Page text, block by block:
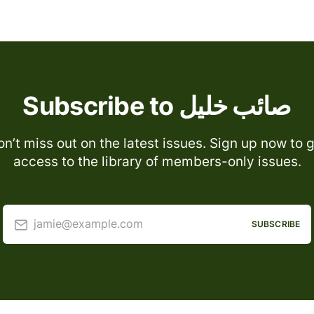
Subscribe to صائب خليل
miss out on the latest issues. Sign up now to
access to the library of members-only issues.
jamie@example.com SUBSCRIBE